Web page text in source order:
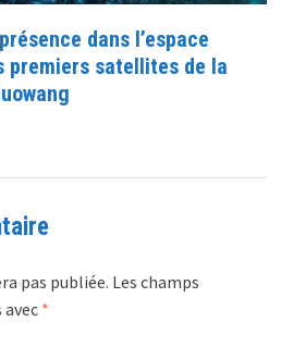
dans l’espace
premiers satellites de la
pas publiée. Les champs
*